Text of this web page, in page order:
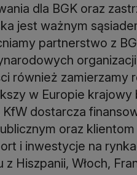
dla BGK oraz
jest ważnym
partnerstwo z
również zamierzamy
w Europie
dostarcza
oraz
i inwestycje na
Hiszpanii, Włoch,